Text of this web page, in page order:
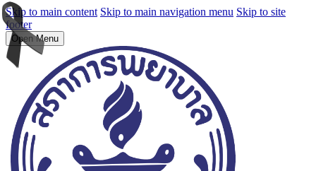
Skip to main content Skip to main navigation menu Skip to site
footer
Open Menu